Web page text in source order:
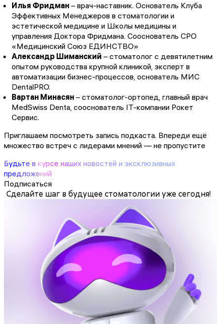
Илья Фридман – врач-наставник. Основатель Клуба
Эффективных Менеджеров в стоматологии и
эстетической медицине и Школы медицины и
управления Доктора Фридмана. Сооснователь СРО
«Медицинский Союз ЕДИНСТВО»
Александр Шиманский – стоматолог с девятилетним
опытом руководства крупной клиникой, эксперт в
автоматизации бизнес-процессов, основатель МИС
DentalPRO.
Вартан Минасян – стоматолог-ортопед, главный врач
MedSwiss Denta, сооснователь IT-компании Рокет
Сервис.
Приглашаем посмотреть запись подкаста. Впереди ещё
множество встреч с лидерами мнений — не пропустите
Будьте в курсе наших новостей и эксклюзивных
предложений
Подписаться
Сделайте шаг в будущее стоматологии уже сегодня!